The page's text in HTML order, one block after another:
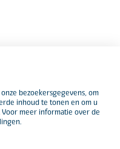
bezoekersgegevens, om
inhoud te tonen en om u
meer informatie over de